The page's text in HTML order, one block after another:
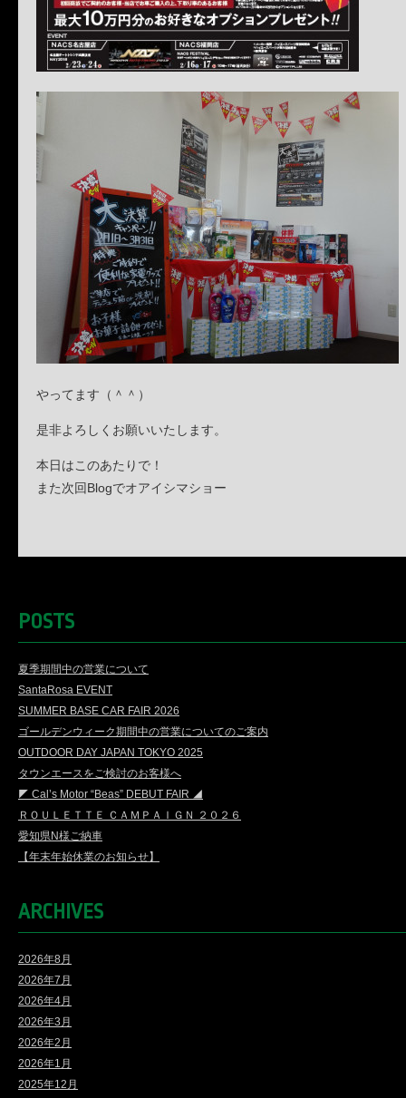
やってます（＾＾）
是非よろしくお願いいたします。
本日はこのあたりで！
また次回Blogでオアイシマショー
POSTS
夏季期間中の営業について
SantaRosa EVENT
SUMMER BASE CAR FAIR 2026
ゴールデンウィーク期間中の営業についてのご案内
OUTDOOR DAY JAPAN TOKYO 2025
タウンエースをご検討のお客様へ
◤ Cal’s Motor “Beas” DEBUT FAIR ◢
ＲＯＵＬＥＴＴＥ ＣＡＭＰＡＩＧＮ ２０２６
愛知県N様ご納車
【年末年始休業のお知らせ】
ARCHIVES
2026年8月
2026年7月
2026年4月
2026年3月
2026年2月
2026年1月
2025年12月